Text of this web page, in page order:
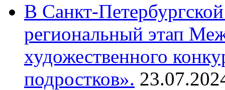
В Санкт-
региональный этап
художественного
подростков».